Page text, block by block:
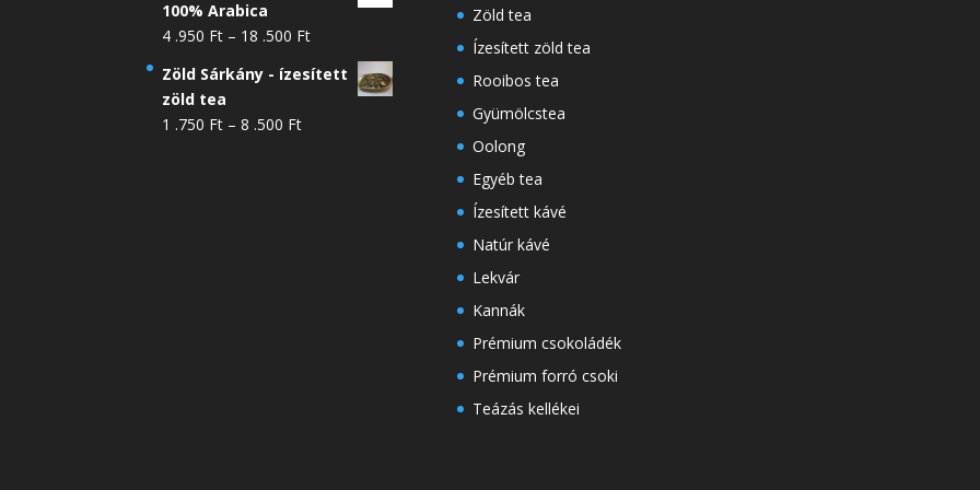
100% Arabica
4 .950 Ft – 18 .500 FtÁrtartomány:
.950 Ft
Zöld Sárkány - ízesített
zöld tea
1 .750 Ft – 8 .500 FtÁrtartomány:
Zöld tea
Ízesített zöld tea
Rooibos tea
Gyümölcstea
Oolong
Egyéb tea
Ízesített kávé
Natúr kávé
Lekvár
Kannák
Prémium csokoládék
Prémium forró csoki
Teázás kellékei